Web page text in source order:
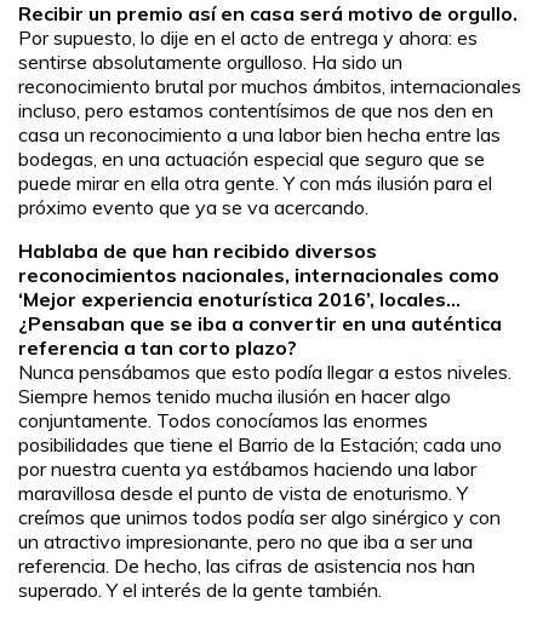
Recibir un premio así en casa será motivo de orgullo.
Por supuesto, lo dije en el acto de entrega y ahora: es
sentirse absolutamente orgulloso. Ha sido un
reconocimiento brutal por muchos ámbitos, internacionales
incluso, pero estamos contentísimos de que nos den en
casa un reconocimiento a una labor bien hecha entre las
bodegas, en una actuación especial que seguro que se
puede mirar en ella otra gente. Y con más ilusión para el
próximo evento que ya se va acercando.
Hablaba de que han recibido diversos
reconocimientos nacionales, internacionales como
‘Mejor experiencia enoturística 2016’, locales…
¿Pensaban que se iba a convertir en una auténtica
referencia a tan corto plazo?
Nunca pensábamos que esto podía llegar a estos niveles.
Siempre hemos tenido mucha ilusión en hacer algo
conjuntamente. Todos conocíamos las enormes
posibilidades que tiene el Barrio de la Estación; cada uno
por nuestra cuenta ya estábamos haciendo una labor
maravillosa desde el punto de vista de enoturismo. Y
creímos que unirnos todos podía ser algo sinérgico y con
un atractivo impresionante, pero no que iba a ser una
referencia. De hecho, las cifras de asistencia nos han
superado. Y el interés de la gente también.